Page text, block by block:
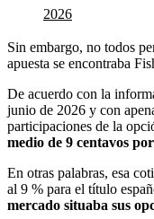
2026
Sin embargo, no todos
apuesta se encontraba
De acuerdo con la
junio de 2026 y con
participaciones de la
medio de 9 centavos
En otras palabras, esa
al 9 % para el título
mercado situaba sus